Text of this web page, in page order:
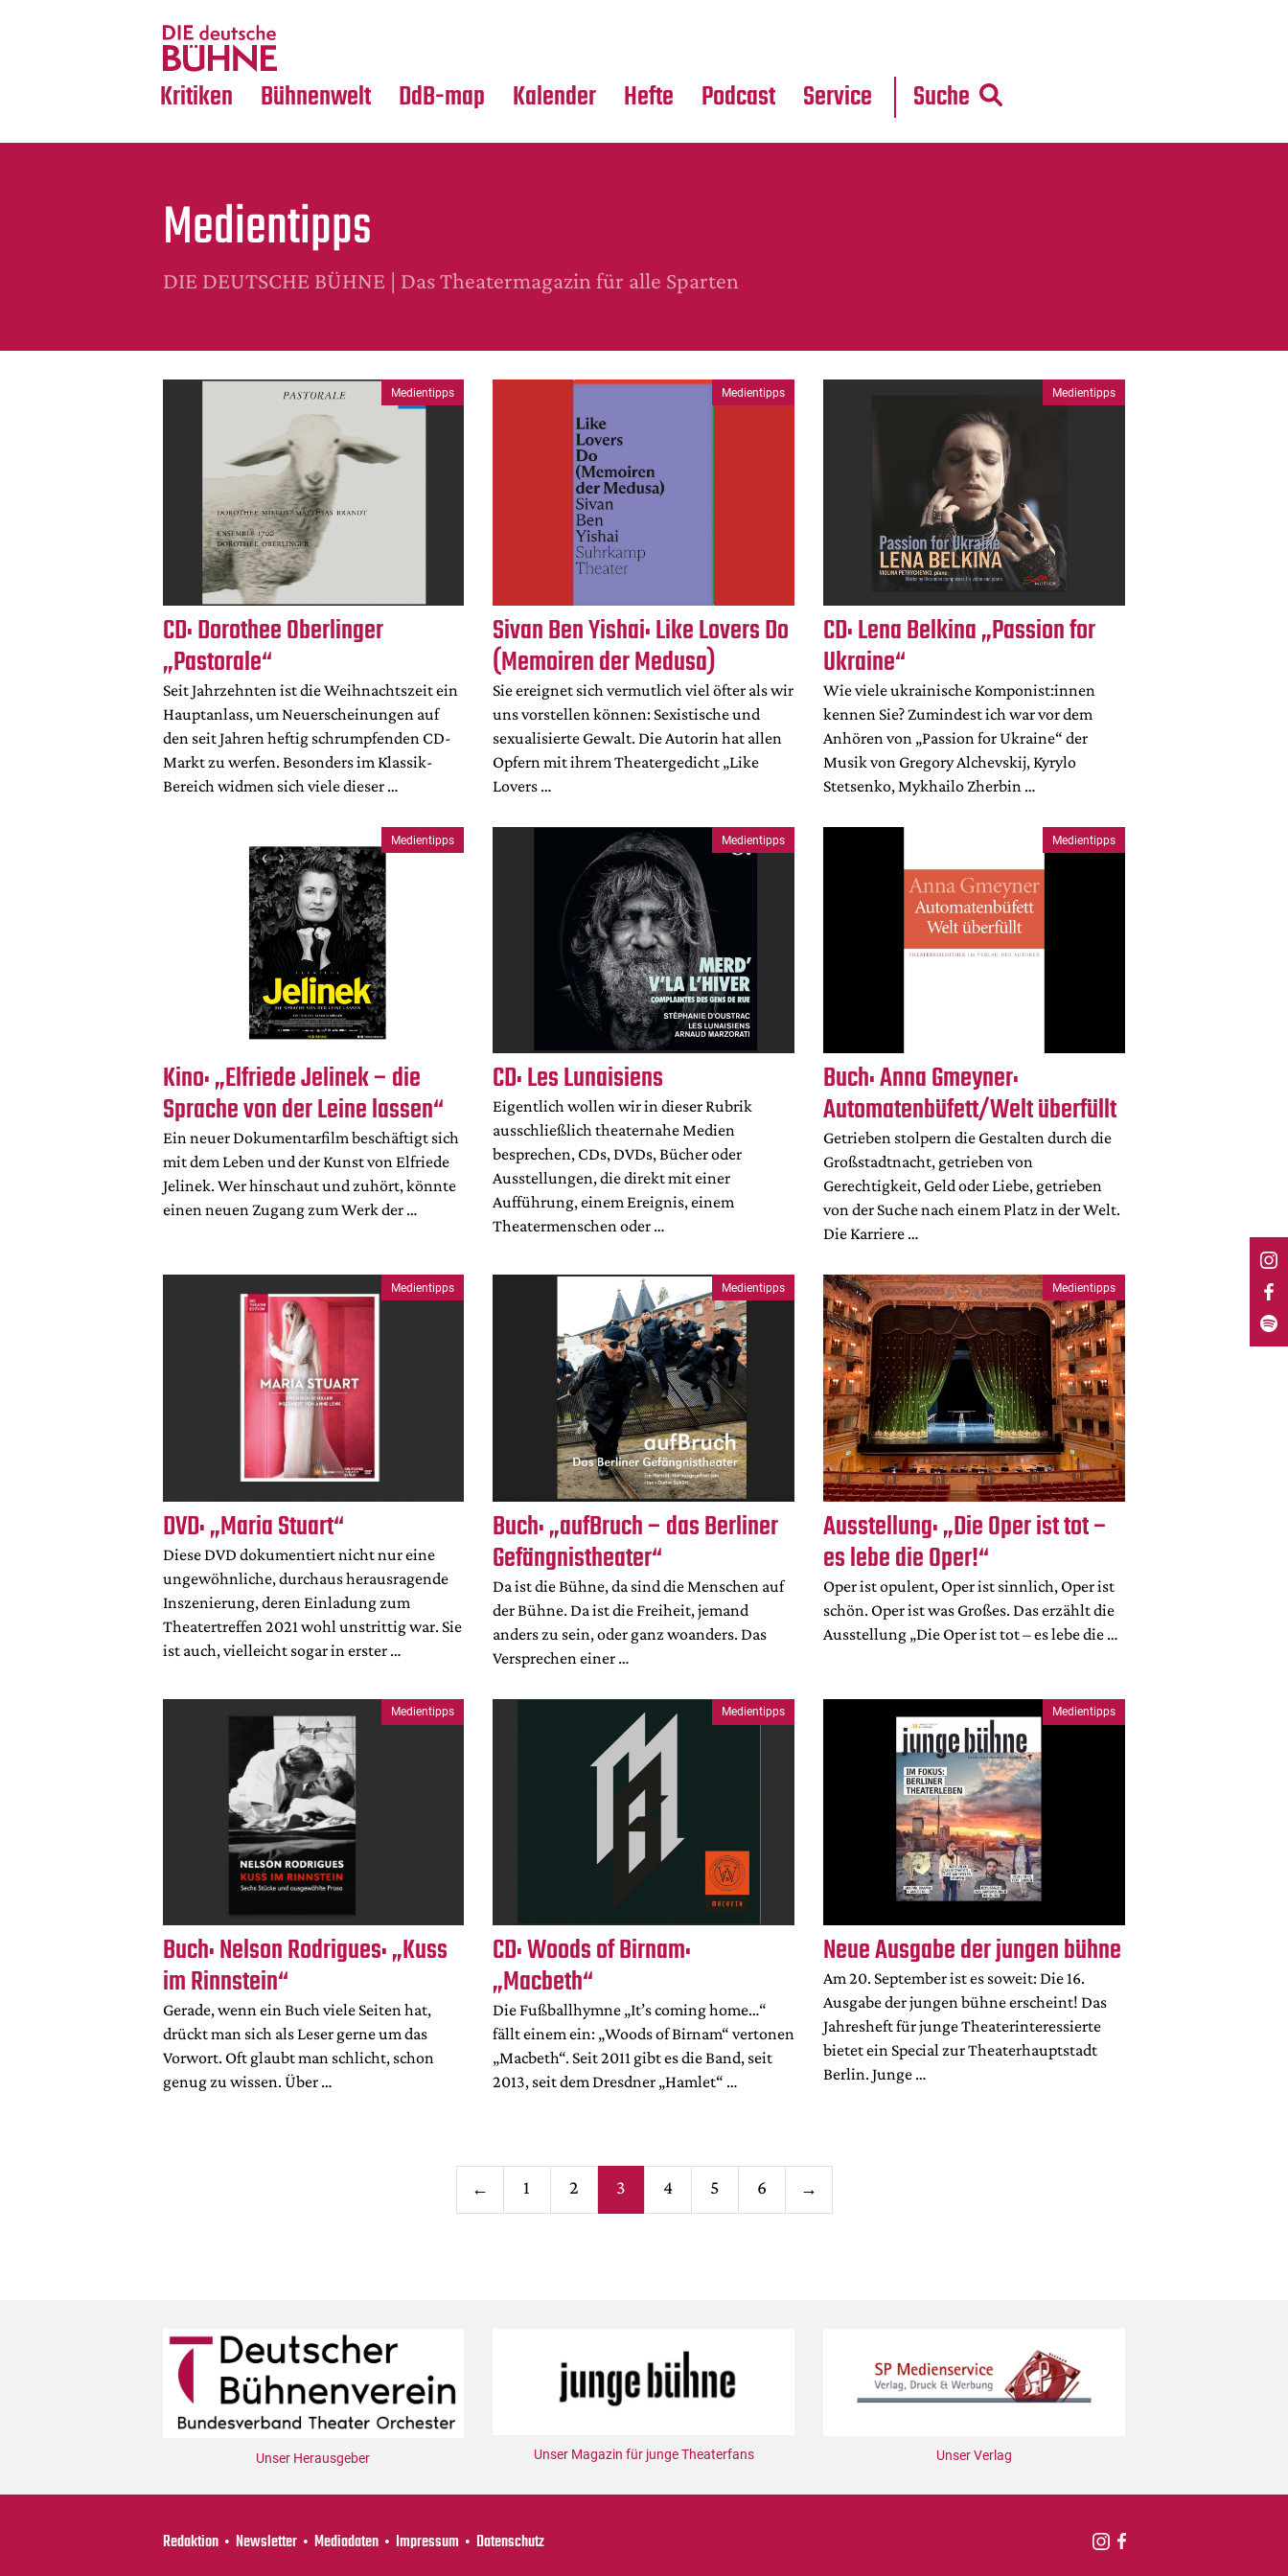
Kritiken
Crossover
Bühnenwelt
Medientipps
DdB-map Kalender Hefte Podcast Service Suche
Medientipps
DIE DEUTSCHE BÜHNE | Das Theatermagazin für alle Sparten
Medientipps
CD: Dorothee Oberlinger
„Pastorale“
Seit Jahrzehnten ist die Weihnachtszeit ein
Hauptanlass, um Neuerscheinungen auf
den seit Jahren heftig schrumpfenden CD-
Markt zu werfen. Besonders im Klassik-
Bereich widmen sich viele dieser …
Medientipps
Sivan Ben Yishai: Like Lovers Do
(Memoiren der Medusa)
Sie ereignet sich vermutlich viel öfter als wir
uns vorstellen können: Sexistische und
sexualisierte Gewalt. Die Autorin hat allen
Opfern mit ihrem Theatergedicht „Like
Lovers …
Medientipps
CD: Lena Belkina „Passion for
Ukraine“
Wie viele ukrainische Komponist:innen
kennen Sie? Zumindest ich war vor dem
Anhören von „Passion for Ukraine“ der
Musik von Gregory Alchevskij, Kyrylo
Stetsenko, Mykhailo Zherbin …
Medientipps
Kino: „Elfriede Jelinek – die
Sprache von der Leine lassen“
Ein neuer Dokumentarfilm beschäftigt sich
mit dem Leben und der Kunst von Elfriede
Jelinek. Wer hinschaut und zuhört, könnte
einen neuen Zugang zum Werk der …
Medientipps
CD: Les Lunaisiens
Eigentlich wollen wir in dieser Rubrik
ausschließlich theaternahe Medien
besprechen, CDs, DVDs, Bücher oder
Ausstellungen, die direkt mit einer
Aufführung, einem Ereignis, einem
Theatermenschen oder …
Medientipps
Buch: Anna Gmeyner:
Automatenbüfett/Welt überfüllt
Getrieben stolpern die Gestalten durch die
Großstadtnacht, getrieben von
Gerechtigkeit, Geld oder Liebe, getrieben
von der Suche nach einem Platz in der Welt.
Die Karriere …
Medientipps
DVD: „Maria Stuart“
Diese DVD dokumentiert nicht nur eine
ungewöhnliche, durchaus herausragende
Inszenierung, deren Einladung zum
Theatertreffen 2021 wohl unstrittig war. Sie
ist auch, vielleicht sogar in erster …
Medientipps
Buch: „aufBruch – das Berliner
Gefängnistheater“
Da ist die Bühne, da sind die Menschen auf
der Bühne. Da ist die Freiheit, jemand
anders zu sein, oder ganz woanders. Das
Versprechen einer …
Medientipps
Ausstellung: „Die Oper ist tot –
es lebe die Oper!“
Oper ist opulent, Oper ist sinnlich, Oper ist
schön. Oper ist was Großes. Das erzählt die
Ausstellung „Die Oper ist tot – es lebe die …
Medientipps
Buch: Nelson Rodrigues: „Kuss
im Rinnstein“
Gerade, wenn ein Buch viele Seiten hat,
drückt man sich als Leser gerne um das
Vorwort. Oft glaubt man schlicht, schon
genug zu wissen. Über …
Medientipps
CD: Woods of Birnam:
„Macbeth“
Die Fußballhymne „It’s coming home…“
fällt einem ein: „Woods of Birnam“ vertonen
„Macbeth“. Seit 2011 gibt es die Band, seit
2013, seit dem Dresdner „Hamlet“ …
Medientipps
Neue Ausgabe der jungen bühne
Am 20. September ist es soweit: Die 16.
Ausgabe der jungen bühne erscheint! Das
Jahresheft für junge Theaterinteressierte
bietet ein Special zur Theaterhauptstadt
Berlin. Junge …
Seitennummerierung
← 1 2 3 4 5 6 →
Unser Herausgeber Unser Magazin für junge Theaterfans Unser Verlag
Redaktion Newsletter Mediadaten Impressum Datenschutz